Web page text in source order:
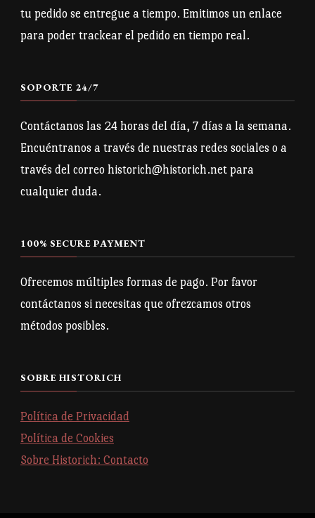
tu pedido se entregue a tiempo. Emitimos un enlace
para poder trackear el pedido en tiempo real.
SOPORTE 24/7
Contáctanos las 24 horas del día, 7 días a la semana.
Encuéntranos a través de nuestras redes sociales o a
través del correo historich@historich.net para
cualquier duda.
100% SECURE PAYMENT
Ofrecemos múltiples formas de pago. Por favor
contáctanos si necesitas que ofrezcamos otros
métodos posibles.
SOBRE HISTORICH
Política de Privacidad
Política de Cookies
Sobre Historich: Contacto